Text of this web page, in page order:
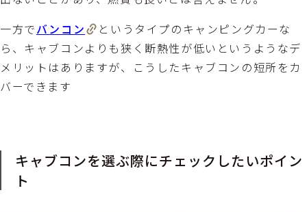
一方でバンコン
というタイプのキャンピングカーな
ら、キャブコンよりも狭く断熱性が低いというようなデ
メリットはありますが、こうしたキャブコンの短所をカ
バーできます
キャブコンを選ぶ際にチェックしたいポイン
ト